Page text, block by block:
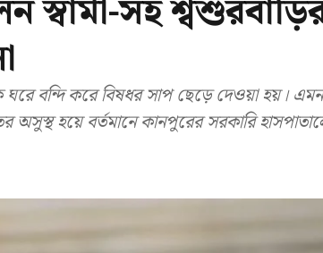
স্বামী-সহ
বন্দি করে বিষধর সাপ ছেড়ে দেওয়া হয়।
হয়ে বর্তমানে কানপুরের সরকারি